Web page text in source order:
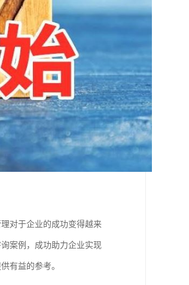
对于企业的成功变得越来
案例，成功助力企业实现
有益的参考。